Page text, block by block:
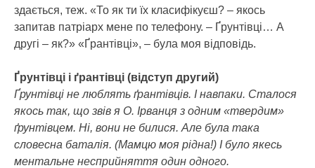
здається, теж. «То як ти їх класифікуєш? – якось
запитав патріарх мене по телефону. – Ґрунтівці… А
другі – як?» «Ґрантівці», – була моя відповідь.
Ґрунтівці і ґрантівці (відступ другий)
Ґрунтівці не люблять ґрантівців. І навпаки. Сталося
якось так, що звів я О. Ірванця з одним «твердим»
ґрунтівцем. Ні, вони не билися. Але була така
словесна баталія. (Мамцю моя рідна!) І було якесь
ментальне несприйняття один одного.